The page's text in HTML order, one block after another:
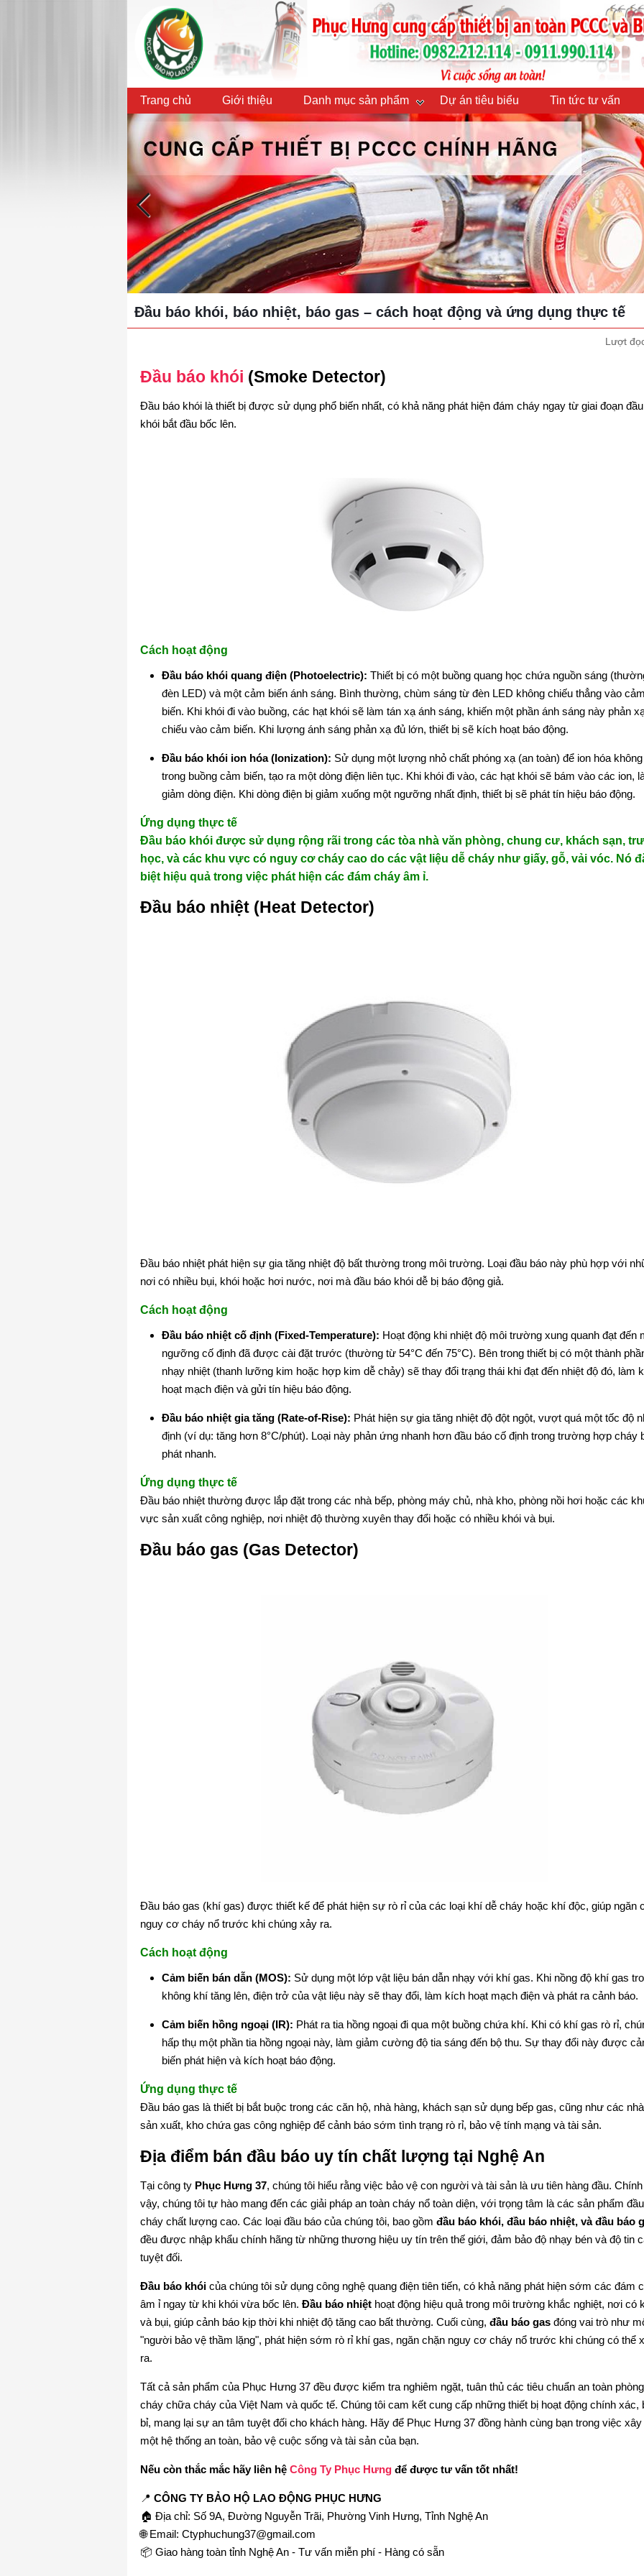
Trang chủ Giới thiệu Danh mục sản phẩm Dự án tiêu biểu Tin tức tư vấn
Đầu báo khói, báo nhiệt, báo gas – cách hoạt động và ứng dụng thực tế
Lượt
Đầu báo khói (Smoke Detector)
Đầu báo khói là thiết bị được sử dụng phổ biến nhất, có khả năng phát hiện đám cháy ngay từ giai đoạn
khói bắt đầu bốc lên.
Cách hoạt động
Đầu báo khói quang điện (Photoelectric): Thiết bị có một buồng quang học chứa nguồn sáng
đèn LED) và một cảm biến ánh sáng. Bình thường, chùm sáng từ đèn LED không chiếu thẳng vào
biến. Khi khói đi vào buồng, các hạt khói sẽ làm tán xạ ánh sáng, khiến một phần ánh sáng này phản
chiếu vào cảm biến. Khi lượng ánh sáng phản xạ đủ lớn, thiết bị sẽ kích hoạt báo động.
Đầu báo khói ion hóa (Ionization): Sử dụng một lượng nhỏ chất phóng xạ (an toàn) để ion hóa
trong buồng cảm biến, tạo ra một dòng điện liên tục. Khi khói đi vào, các hạt khói sẽ bám vào các ion,
giảm dòng điện. Khi dòng điện bị giảm xuống một ngưỡng nhất định, thiết bị sẽ phát tín hiệu báo động.
Ứng dụng thực tế
Đầu báo khói được sử dụng rộng rãi trong các tòa nhà văn phòng, chung cư, khách sạn,
học, và các khu vực có nguy cơ cháy cao do các vật liệu dễ cháy như giấy, gỗ, vải vóc. Nó
biệt hiệu quả trong việc phát hiện các đám cháy âm ỉ.
Đầu báo nhiệt (Heat Detector)
Đầu báo nhiệt phát hiện sự gia tăng nhiệt độ bất thường trong môi trường. Loại đầu báo này phù hợp với
nơi có nhiều bụi, khói hoặc hơi nước, nơi mà đầu báo khói dễ bị báo động giả.
Cách hoạt động
Đầu báo nhiệt cố định (Fixed-Temperature): Hoạt động khi nhiệt độ môi trường xung quanh đạt đến
ngưỡng cố định đã được cài đặt trước (thường từ 54°C đến 75°C). Bên trong thiết bị có một thành
nhạy nhiệt (thanh lưỡng kim hoặc hợp kim dễ chảy) sẽ thay đổi trạng thái khi đạt đến nhiệt độ đó, làm
hoạt mạch điện và gửi tín hiệu báo động.
Đầu báo nhiệt gia tăng (Rate-of-Rise): Phát hiện sự gia tăng nhiệt độ đột ngột, vượt quá một tốc độ
định (ví dụ: tăng hơn 8°C/phút). Loại này phản ứng nhanh hơn đầu báo cố định trong trường hợp cháy
phát nhanh.
Ứng dụng thực tế
Đầu báo nhiệt thường được lắp đặt trong các nhà bếp, phòng máy chủ, nhà kho, phòng nồi hơi hoặc các
vực sản xuất công nghiệp, nơi nhiệt độ thường xuyên thay đổi hoặc có nhiều khói và bụi.
Đầu báo gas (Gas Detector)
Đầu báo gas (khí gas) được thiết kế để phát hiện sự rò rỉ của các loại khí dễ cháy hoặc khí độc, giúp ngăn
nguy cơ cháy nổ trước khi chúng xảy ra.
Cách hoạt động
Cảm biến bán dẫn (MOS): Sử dụng một lớp vật liệu bán dẫn nhạy với khí gas. Khi nồng độ khí gas
không khí tăng lên, điện trở của vật liệu này sẽ thay đổi, làm kích hoạt mạch điện và phát ra cảnh báo.
Cảm biến hồng ngoại (IR): Phát ra tia hồng ngoại đi qua một buồng chứa khí. Khi có khí gas rò rỉ,
hấp thụ một phần tia hồng ngoại này, làm giảm cường độ tia sáng đến bộ thu. Sự thay đổi này được
biến phát hiện và kích hoạt báo động.
Ứng dụng thực tế
Đầu báo gas là thiết bị bắt buộc trong các căn hộ, nhà hàng, khách sạn sử dụng bếp gas, cũng như các
sản xuất, kho chứa gas công nghiệp để cảnh báo sớm tình trạng rò rỉ, bảo vệ tính mạng và tài sản.
Địa điểm bán đầu báo uy tín chất lượng tại Nghệ An
Tại công ty Phục Hưng 37, chúng tôi hiểu rằng việc bảo vệ con người và tài sản là ưu tiên hàng đầu.
vậy, chúng tôi tự hào mang đến các giải pháp an toàn cháy nổ toàn diện, với trọng tâm là các sản phẩm
cháy chất lượng cao. Các loại đầu báo của chúng tôi, bao gồm đầu báo khói, đầu báo nhiệt, và đầu báo
đều được nhập khẩu chính hãng từ những thương hiệu uy tín trên thế giới, đảm bảo độ nhạy bén và độ tin
tuyệt đối.
Đầu báo khói của chúng tôi sử dụng công nghệ quang điện tiên tiến, có khả năng phát hiện sớm các đám
âm ỉ ngay từ khi khói vừa bốc lên. Đầu báo nhiệt hoạt động hiệu quả trong môi trường khắc nghiệt, nơi có
và bụi, giúp cảnh báo kịp thời khi nhiệt độ tăng cao bất thường. Cuối cùng, đầu báo gas đóng vai trò như
"người bảo vệ thầm lặng", phát hiện sớm rò rỉ khí gas, ngăn chặn nguy cơ cháy nổ trước khi chúng có thể
ra.
Tất cả sản phẩm của Phục Hưng 37 đều được kiểm tra nghiêm ngặt, tuân thủ các tiêu chuẩn an toàn phòng
cháy chữa cháy của Việt Nam và quốc tế. Chúng tôi cam kết cung cấp những thiết bị hoạt động chính xác,
bỉ, mang lại sự an tâm tuyệt đối cho khách hàng. Hãy để Phục Hưng 37 đồng hành cùng bạn trong việc
một hệ thống an toàn, bảo vệ cuộc sống và tài sản của bạn.
Nếu còn thắc mắc hãy liên hệ Công Ty Phục Hưng để được tư vấn tốt nhất!
📍 CÔNG TY BẢO HỘ LAO ĐỘNG PHỤC HƯNG
🏠 Địa chỉ: Số 9A, Đường Nguyễn Trãi, Phường Vinh Hưng, Tỉnh Nghệ An
🌐 Email: Ctyphuchung37@gmail.com
📦 Giao hàng toàn tỉnh Nghệ An - Tư vấn miễn phí - Hàng có sẵn